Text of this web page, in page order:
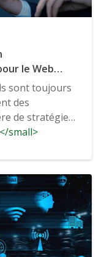
le Web
sont toujours
des
de stratégie
small>